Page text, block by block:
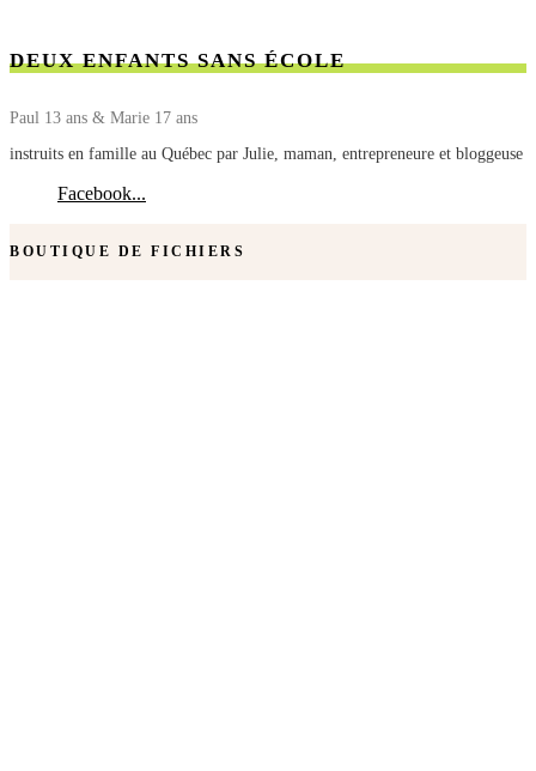
DEUX ENFANTS SANS ÉCOLE
Paul 13 ans & Marie 17 ans
instruits en famille au Québec par Julie, maman, entrepreneure et bloggeuse
Facebook...
BOUTIQUE DE FICHIERS